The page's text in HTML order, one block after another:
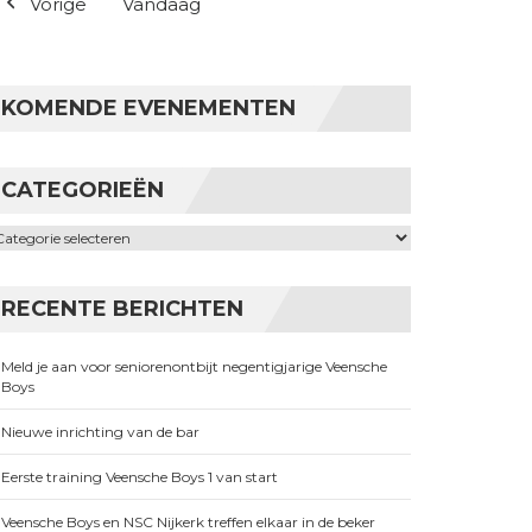
KOMENDE EVENEMENTEN
CATEGORIEËN
RECENTE BERICHTEN
Meld je aan voor seniorenontbijt negentigjarige Veensche
Boys
Nieuwe inrichting van de bar
Eerste training Veensche Boys 1 van start
Veensche Boys en NSC Nijkerk treffen elkaar in de beker